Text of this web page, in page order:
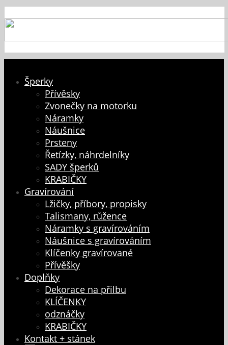
Šperky
Přívěsky
Zvonečky na motorku
Náramky
Náušnice
Prsteny
Řetízky, náhrdelníky
SADY šperků
KRABIČKY
Gravírování
Lžičky, příbory, propisky
Talismany, růžence
Náramky s gravírováním
Náušnice s gravírováním
Klíčenky gravírované
Přívěšky
Doplňky
Dekorace na přilbu
KLÍČENKY
odznáčky
KRABIČKY
Kontakt + stánek